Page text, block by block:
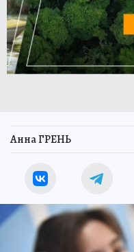
Анна ГРЕНЬ